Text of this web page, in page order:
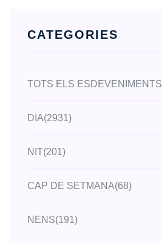
CATEGORIES
TOTS ELS ESDEVENIMENTS
DIA(2931)
NIT(201)
CAP DE SETMANA(68)
NENS(191)